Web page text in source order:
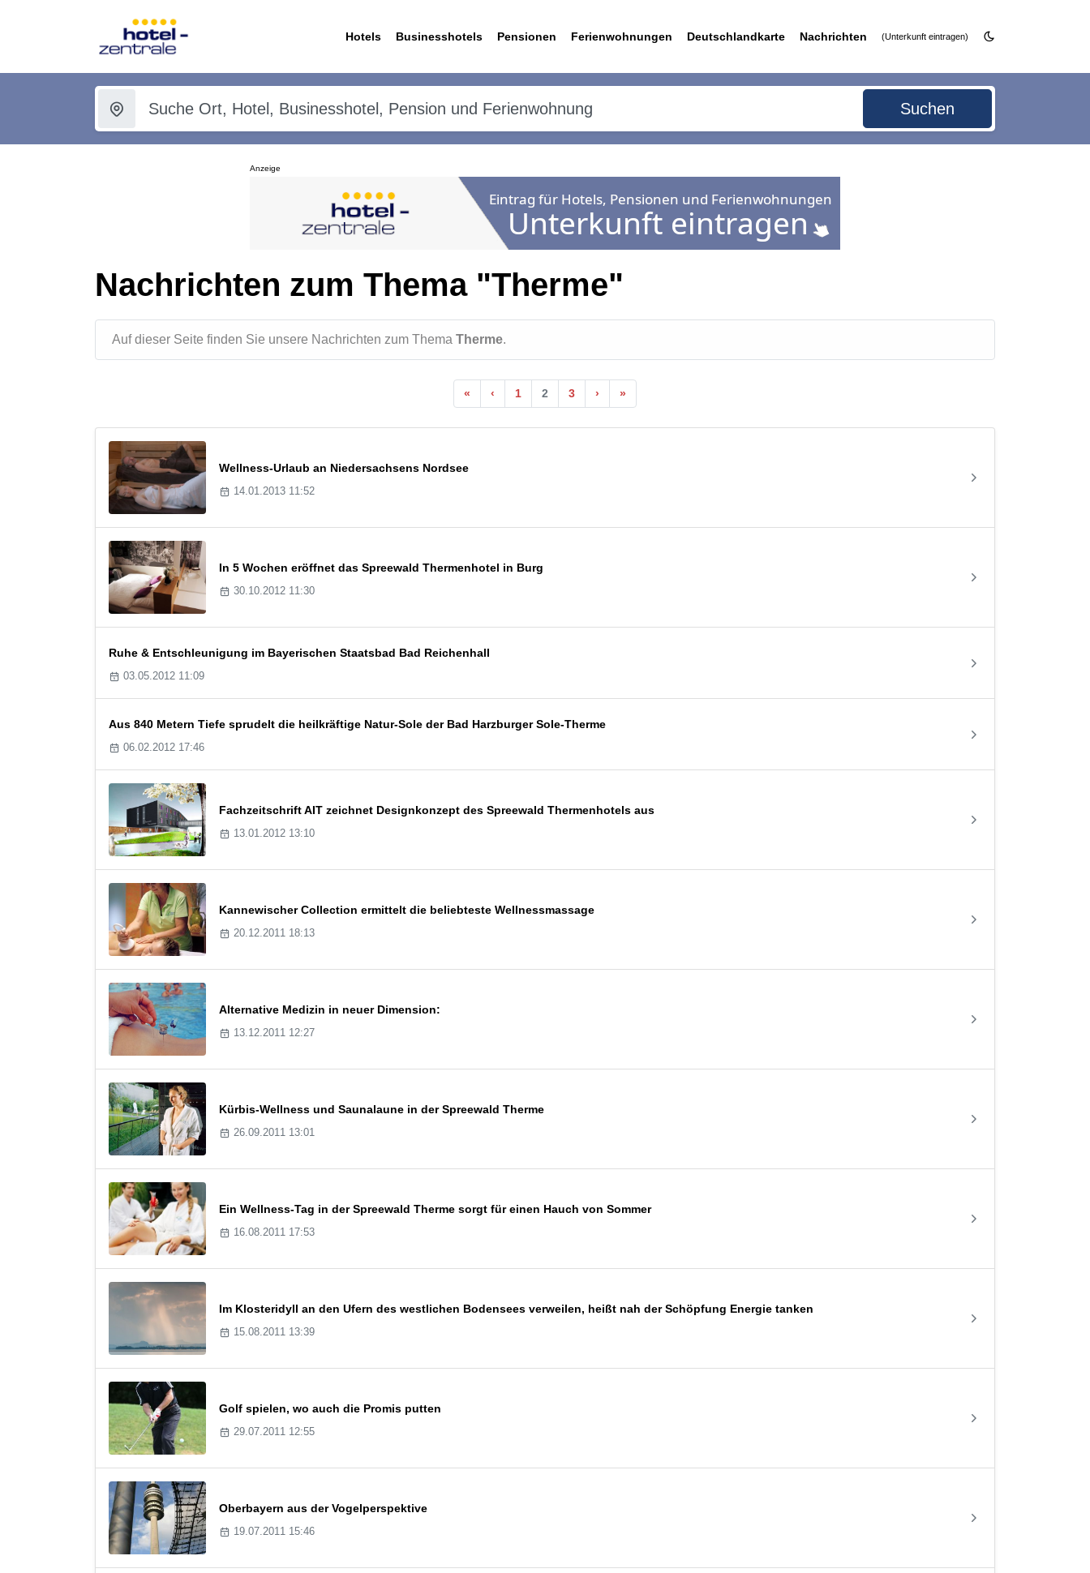
Hotels Businesshotels Pensionen Ferienwohnungen Deutschlandkarte Nachrichten (Unterkunft eintragen)
Suchen
Anzeige
Nachrichten zum Thema "Therme"
Auf dieser Seite finden Sie unsere Nachrichten zum Thema Therme.
« ‹ 1 2 3 › »
Wellness-Urlaub an Niedersachsens Nordsee
14.01.2013 11:52
In 5 Wochen eröffnet das Spreewald Thermenhotel in Burg
30.10.2012 11:30
Ruhe & Entschleunigung im Bayerischen Staatsbad Bad Reichenhall
03.05.2012 11:09
Aus 840 Metern Tiefe sprudelt die heilkräftige Natur-Sole der Bad Harzburger Sole-Therme
06.02.2012 17:46
Fachzeitschrift AIT zeichnet Designkonzept des Spreewald Thermenhotels aus
13.01.2012 13:10
Kannewischer Collection ermittelt die beliebteste Wellnessmassage
20.12.2011 18:13
Alternative Medizin in neuer Dimension:
13.12.2011 12:27
Kürbis-Wellness und Saunalaune in der Spreewald Therme
26.09.2011 13:01
Ein Wellness-Tag in der Spreewald Therme sorgt für einen Hauch von Sommer
16.08.2011 17:53
Im Klosteridyll an den Ufern des westlichen Bodensees verweilen, heißt nah der Schöpfung Energie tanken
15.08.2011 13:39
Golf spielen, wo auch die Promis putten
29.07.2011 12:55
Oberbayern aus der Vogelperspektive
19.07.2011 15:46